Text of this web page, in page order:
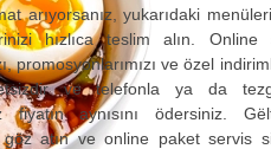
arıyorsanız, yukarıdaki
hızlıca teslim alın.
promosyonlarımızı ve özel
ve telefonla ya da
fiyatın aynısını ödersiniz.
göz atın ve online paket servis